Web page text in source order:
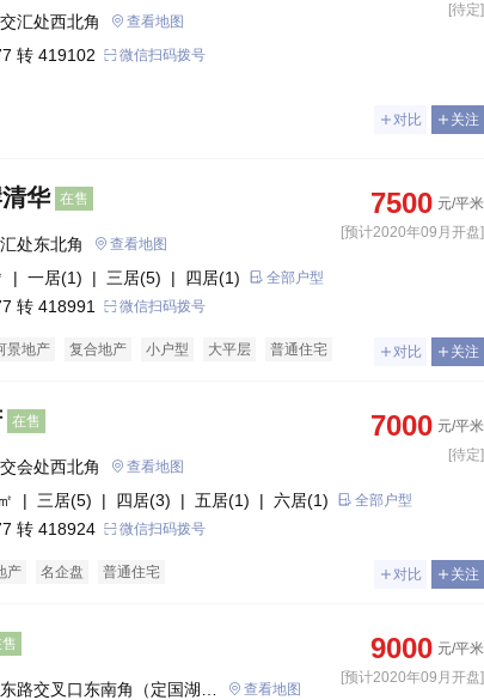
[待定]
汇处西北角 查看地图
转 419102 微信扫码拨号
对比 关注
华 在售 7500 元/平米
[预计2020年09月开盘]
处东北角 查看地图
| 一居(1) | 三居(5) | 四居(1) 全部户型
转 418991 微信扫码拨号
景地产 复合地产 小户型 大平层
普通住宅
对比 关注
在售 7000 元/平米
[待定]
会处西北角 查看地图
| 三居(5) | 四居(3) | 五居(1) | 六居(1) 全部户型
转 418924 微信扫码拨号
产 名企盘 普通住宅 对比 关注
9000 元/平米
[预计2020年09月开盘]
路交叉口东南角（定国湖西
查看地图